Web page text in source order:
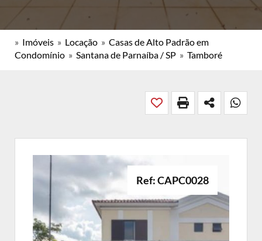
» Imóveis » Locação » Casas de Alto Padrão em
Condomínio » Santana de Parnaíba / SP » Tamboré
Ref: CAPC0028